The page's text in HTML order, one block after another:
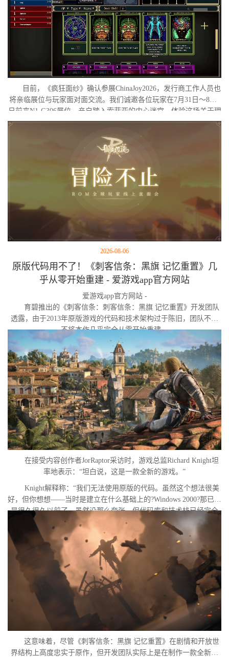
目前，《疯狂面纱》确认参展ChinaJoy2026，发行商工作人员也
将亲临展位与玩家面对面交流。我们诚邀各位玩家在7月31日～8月2
日前来N1-G306展位，亲自踏入索菲亚的内心迷宫，体验这场关于理
智与疯狂的独特旅程。
2026-08-06
原版代码用不了！《刺客信条：黑旗 记忆重置》几
乎从零开始重建 - 爱游戏app官方网站
爱游戏app官方网站 -
育碧推出的《刺客信条：刺客信条：黑旗 记忆重置》开发团队
透露，由于2013年原版游戏的代码和技术架构过于陈旧，团队不得
不将本作几乎完全从零开始重建。
在接受内容创作者JorRaptor采访时，游戏总监Richard Knight坦
率地表示：“坦白说，这是一款全新的游戏。”
Knight解释称：“我们无法使用原版的代码。虽然这个想法很美
好，但你想想——当时是建立在什么基础上的?Windows 2000?那已经
是很久很久以前了。虽然没那么夸张，但代码库和技术栈已经完全
不一样了。”
这意味着，尽管《刺客信条：黑旗 记忆重置》在剧情和开放世
界结构上高度忠实于原作，但开发团队实际上是在制作一款全新作